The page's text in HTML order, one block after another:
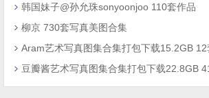
韩国妹子@孙允珠sonyoonjoo 110套作品
柳京 730套写真美图合集
Aram艺术写真图集合集打包下载15.2GB
豆瓣酱艺术写真图集合集打包下载22.8GB